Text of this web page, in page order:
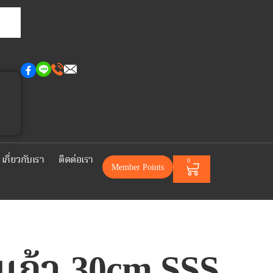
เกี่ยวกับเรา ติดต่อเรา Member Points 0